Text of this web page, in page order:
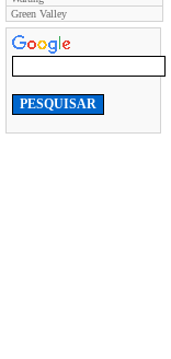
Green Valley